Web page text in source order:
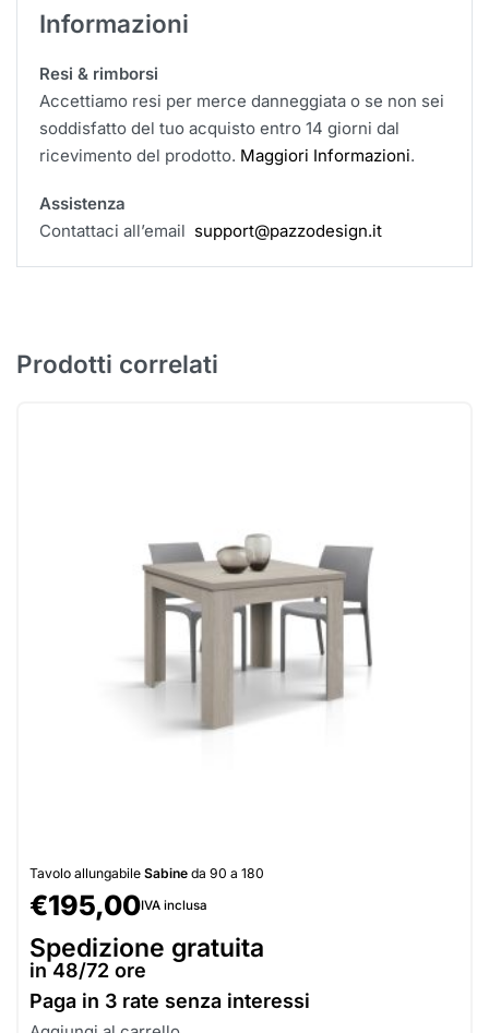
Informazioni
Resi & rimborsi
Accettiamo resi per merce danneggiata o se non sei
soddisfatto del tuo acquisto entro 14 giorni dal
ricevimento del prodotto. Maggiori Informazioni.
Assistenza
Contattaci all’email support@pazzodesign.it
Prodotti correlati
Tavolo allungabile Sabine da 90 a 180
€195,00IVA inclusa
Spedizione gratuita
in 48/72 ore
Paga in 3 rate senza interessi